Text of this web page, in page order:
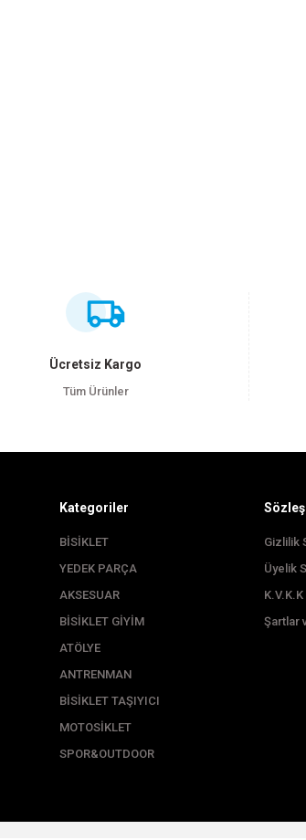
Ücretsiz Kargo
Tüm Ürünler
Kategoriler
BİSİKLET
YEDEK PARÇA
AKSESUAR
BİSİKLET GİYİM
ATÖLYE
ANTRENMAN
BİSİKLET TAŞIYICI
MOTOSİKLET
SPOR&OUTDOOR
Gizlilik
Üyelik
K.V.K.K
Şartlar